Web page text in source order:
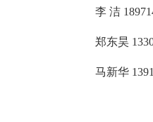
李 洁
郑东昊
马新华